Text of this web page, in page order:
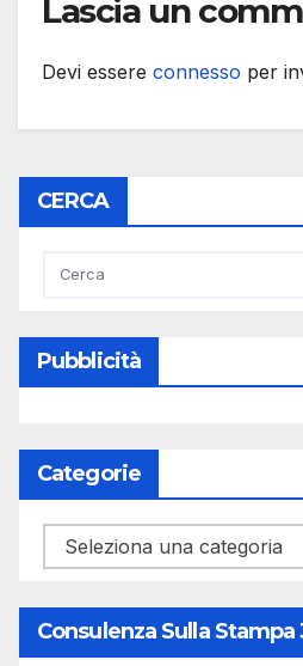
Lascia un
Devi essere connesso per
CERCA
Pubblicità
Categorie
Categorie
Consulenza Sulla Stampa